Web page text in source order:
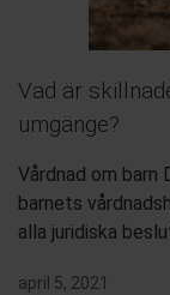
Vad är
umgänge?
Vårdnad om barn
barnets
alla juridiska
april 5, 2021